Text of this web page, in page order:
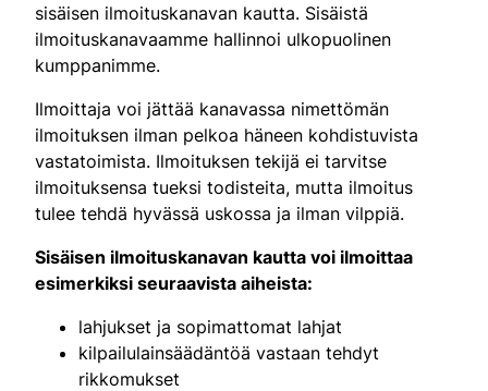
sisäisen ilmoituskanavan kautta. Sisäistä
ilmoituskanavaamme hallinnoi ulkopuolinen
kumppanimme.
Ilmoittaja voi jättää kanavassa nimettömän
ilmoituksen ilman pelkoa häneen kohdistuvista
vastatoimista. Ilmoituksen tekijä ei tarvitse
ilmoituksensa tueksi todisteita, mutta ilmoitus
tulee tehdä hyvässä uskossa ja ilman vilppiä.
Sisäisen ilmoituskanavan kautta voi ilmoittaa
esimerkiksi seuraavista aiheista:
lahjukset ja sopimattomat lahjat
kilpailulainsäädäntöä vastaan tehdyt
rikkomukset